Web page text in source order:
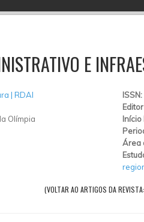
E
| RDAI
Olímpia
ISSN:
Início
Área
(VOLTAR AO ARTIGOS DA